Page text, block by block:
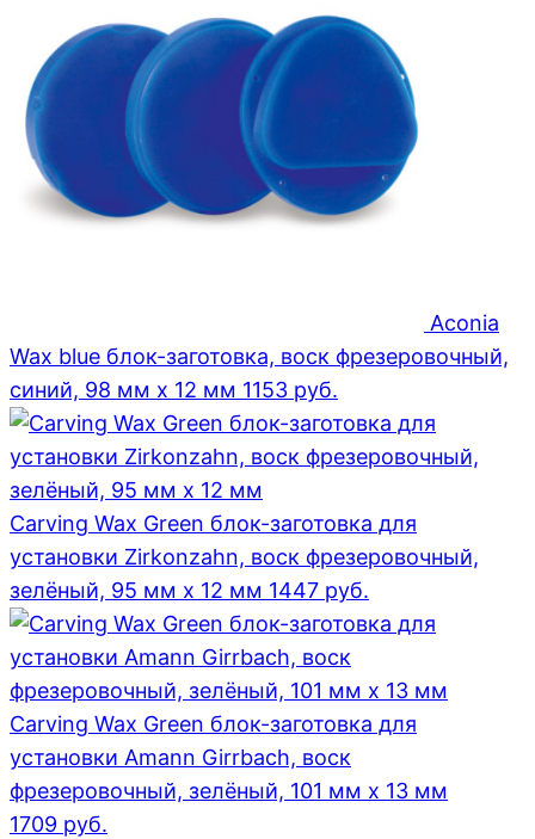
Aconia
Wax blue блок-заготовка, воск фрезеровочный,
синий, 98 мм x 12 мм 1153 руб.
Carving Wax Green блок-заготовка для
установки Zirkonzahn, воск фрезеровочный,
зелёный, 95 мм x 12 мм 1447 руб.
Carving Wax Green блок-заготовка для
установки Amann Girrbach, воск
фрезеровочный, зелёный, 101 мм x 13 мм
1709 руб.